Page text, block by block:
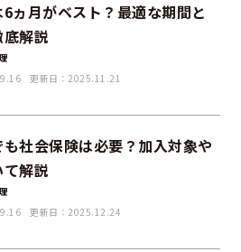
ヵ月がベスト？最適な期間と
解説
更新日：2025.11.21
社会保険は必要？加入対象や
解説
更新日：2025.12.24